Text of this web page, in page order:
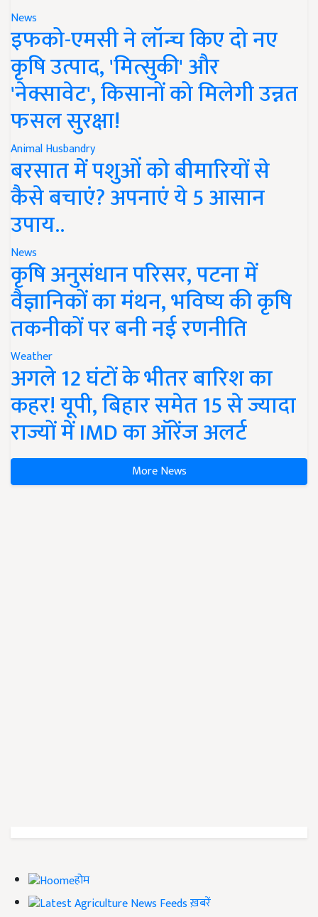
News
इफको-एमसी ने लॉन्च किए दो नए
कृषि उत्पाद, 'मित्सुकी' और
'नेक्सावेट', किसानों को मिलेगी उन्नत
फसल सुरक्षा!
Animal Husbandry
बरसात में पशुओं को बीमारियों से
कैसे बचाएं? अपनाएं ये 5 आसान
उपाय..
News
कृषि अनुसंधान परिसर, पटना में
वैज्ञानिकों का मंथन, भविष्य की कृषि
तकनीकों पर बनी नई रणनीति
Weather
अगले 12 घंटों के भीतर बारिश का
कहर! यूपी, बिहार समेत 15 से ज्यादा
राज्यों में IMD का ऑरेंज अलर्ट
More News
होम
ख़बरें